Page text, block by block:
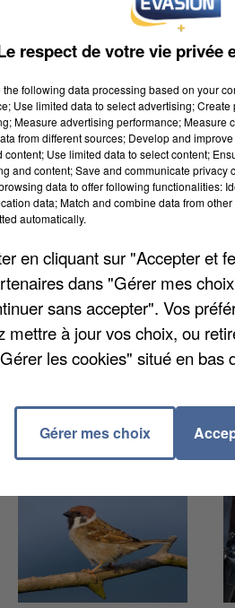
mardi matin. Dans un
contenu, soit 1.000
vers la piste d'un ancien
de Chessy avant d'en
(CRPC) pour le 29
29 octobre.
respect de votre vie privée
the following data processing based on your
Use limited data to select advertising;
Measure advertising performance; Measure
from different sources; Develop and
Use limited data to select content;
and content; Save and communicate
data to offer following functionalities:
data; Match and combine data from
automatically.
en cliquant sur "Accepter et
dans "Gérer mes
sans accepter". Vos
mettre à jour vos choix, ou
les cookies" situé en bas
Gérer mes choix